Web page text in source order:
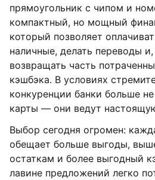
прямоугольник с чипом и
компактный, но мощный
который позволяет
наличные, делать переводы
возвращать часть
кэшбэка. В условиях
конкуренции банки больше
карты — они ведут
Выбор сегодня огромен:
обещает больше выгоды,
остаткам и более выгодный
лавине предложений легко